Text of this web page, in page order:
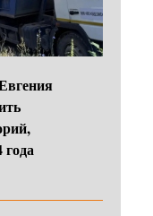
года